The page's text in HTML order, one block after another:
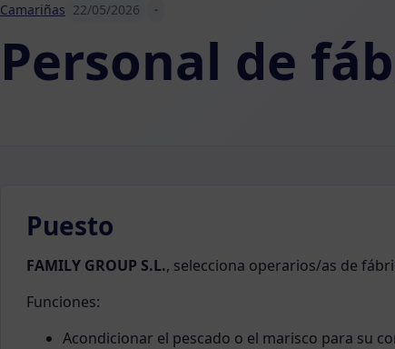
Camariñas 22/05/2026 -
Personal de
Puesto
FAMILY GROUP S.L., selecciona operarios/as de
Funciones:
Acondicionar el pescado o el marisco para su